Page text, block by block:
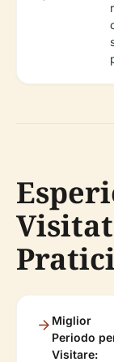
Pratici
Miglior
Periodo
Visitare: